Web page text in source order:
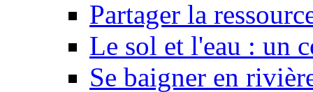
Partager la
Le sol et l'eau : un
Se baigner en